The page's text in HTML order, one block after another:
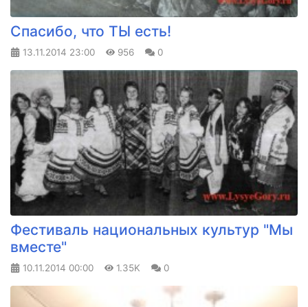
Спасибо, что ТЫ есть!
13.11.2014 23:00 956 0
Фестиваль национальных культур "Мы
вместе"
10.11.2014 00:00 1.35K 0